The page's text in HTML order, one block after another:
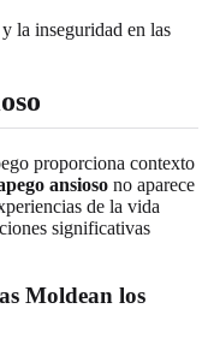
proporciona contexto
ansioso no aparece
de la vida
significativas
Moldean los